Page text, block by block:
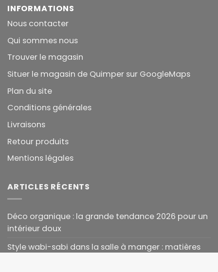
INFORMATIONS
Nous contacter
Qui sommes nous
Trouver le magasin
Situer le magasin de Quimper sur GoogleMaps
Plan du site
Conditions générales
Livraisons
Retour produits
Mentions légales
ARTICLES RÉCENTS
Déco organique : la grande tendance 2026 pour un
intérieur doux
Style wabi-sabi dans la salle à manger : matières